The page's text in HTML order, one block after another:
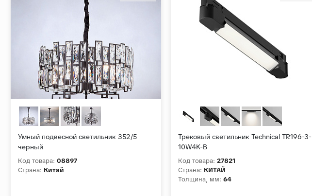
Умный подвесной светильник 352/5
черный
Код товара: 08897
Страна: Китай
Трековый светильник Technical TR196-3-
10W4K-B
Код товара: 27821
Страна: КИТАЙ
Толщина, мм: 64